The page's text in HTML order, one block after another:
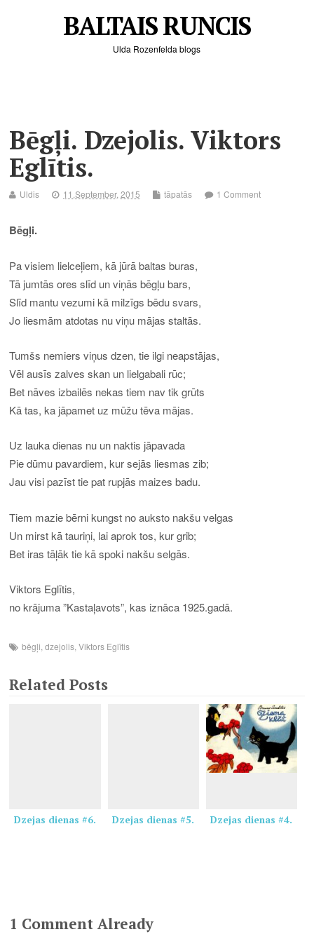
BALTAIS RUNCIS
Ulda Rozenfelda blogs
Bēgļi. Dzejolis. Viktors
Eglītis.
Uldis 11.September, 2015 tāpatās 1 Comment
Bēgļi.
Pa visiem lielceļiem, kā jūrā baltas buras,
Tā jumtās ores slīd un viņās bēgļu bars,
Slīd mantu vezumi kā milzīgs bēdu svars,
Jo liesmām atdotas nu viņu mājas staltās.
Tumšs nemiers viņus dzen, tie ilgi neapstājas,
Vēl ausīs zalves skan un lielgabali rūc;
Bet nāves izbailēs nekas tiem nav tik grūts
Kā tas, ka jāpamet uz mūžu tēva mājas.
Uz lauka dienas nu un naktis jāpavada
Pie dūmu pavardiem, kur sejās liesmas zib;
Jau visi pazīst tie pat rupjās maizes badu.
Tiem mazie bērni kungst no auksto nakšu velgas
Un mirst kā tauriņi, lai aprok tos, kur grib;
Bet iras tāļāk tie kā spoki nakšu selgās.
Viktors Eglītis,
no krājuma ”Kastaļavots”, kas iznāca 1925.gadā.
bēgļi,dzejolis,Viktors Eglītis
Related Posts
Dzejas dienas #6. Dzejas dienas #5. Dzejas dienas #4.
1 Comment Already